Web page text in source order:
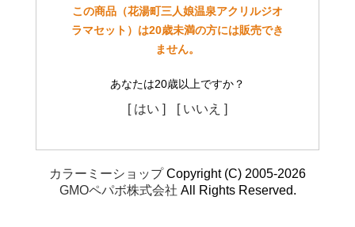
この商品（花湯町三人娘温泉アクリルジオ
ラマセット）は20歳未満の方には販売でき
ません。
あなたは20歳以上ですか？
[ はい ] [ いいえ ]
カラーミーショップCopyright (C) 2005-2026
GMOペパボ株式会社 All Rights Reserved.